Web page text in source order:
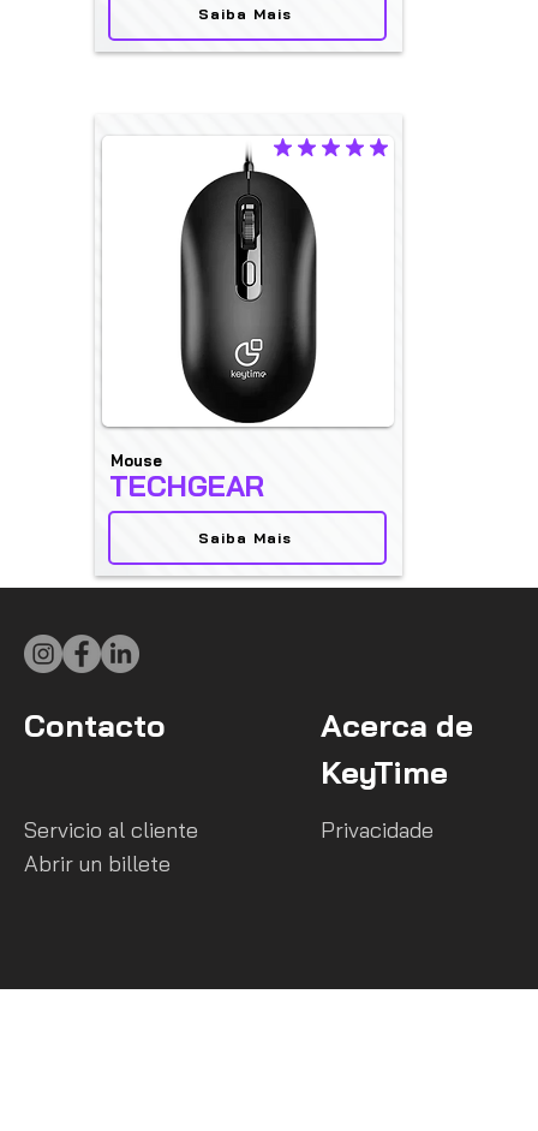
Saiba Mais
la calificación promedio es 5 de 5
TECHGEAR
Mouse
Saiba Mais
Contacto
Servicio al cliente
Abrir un billete
Acerca de
KeyTime
Privacidade